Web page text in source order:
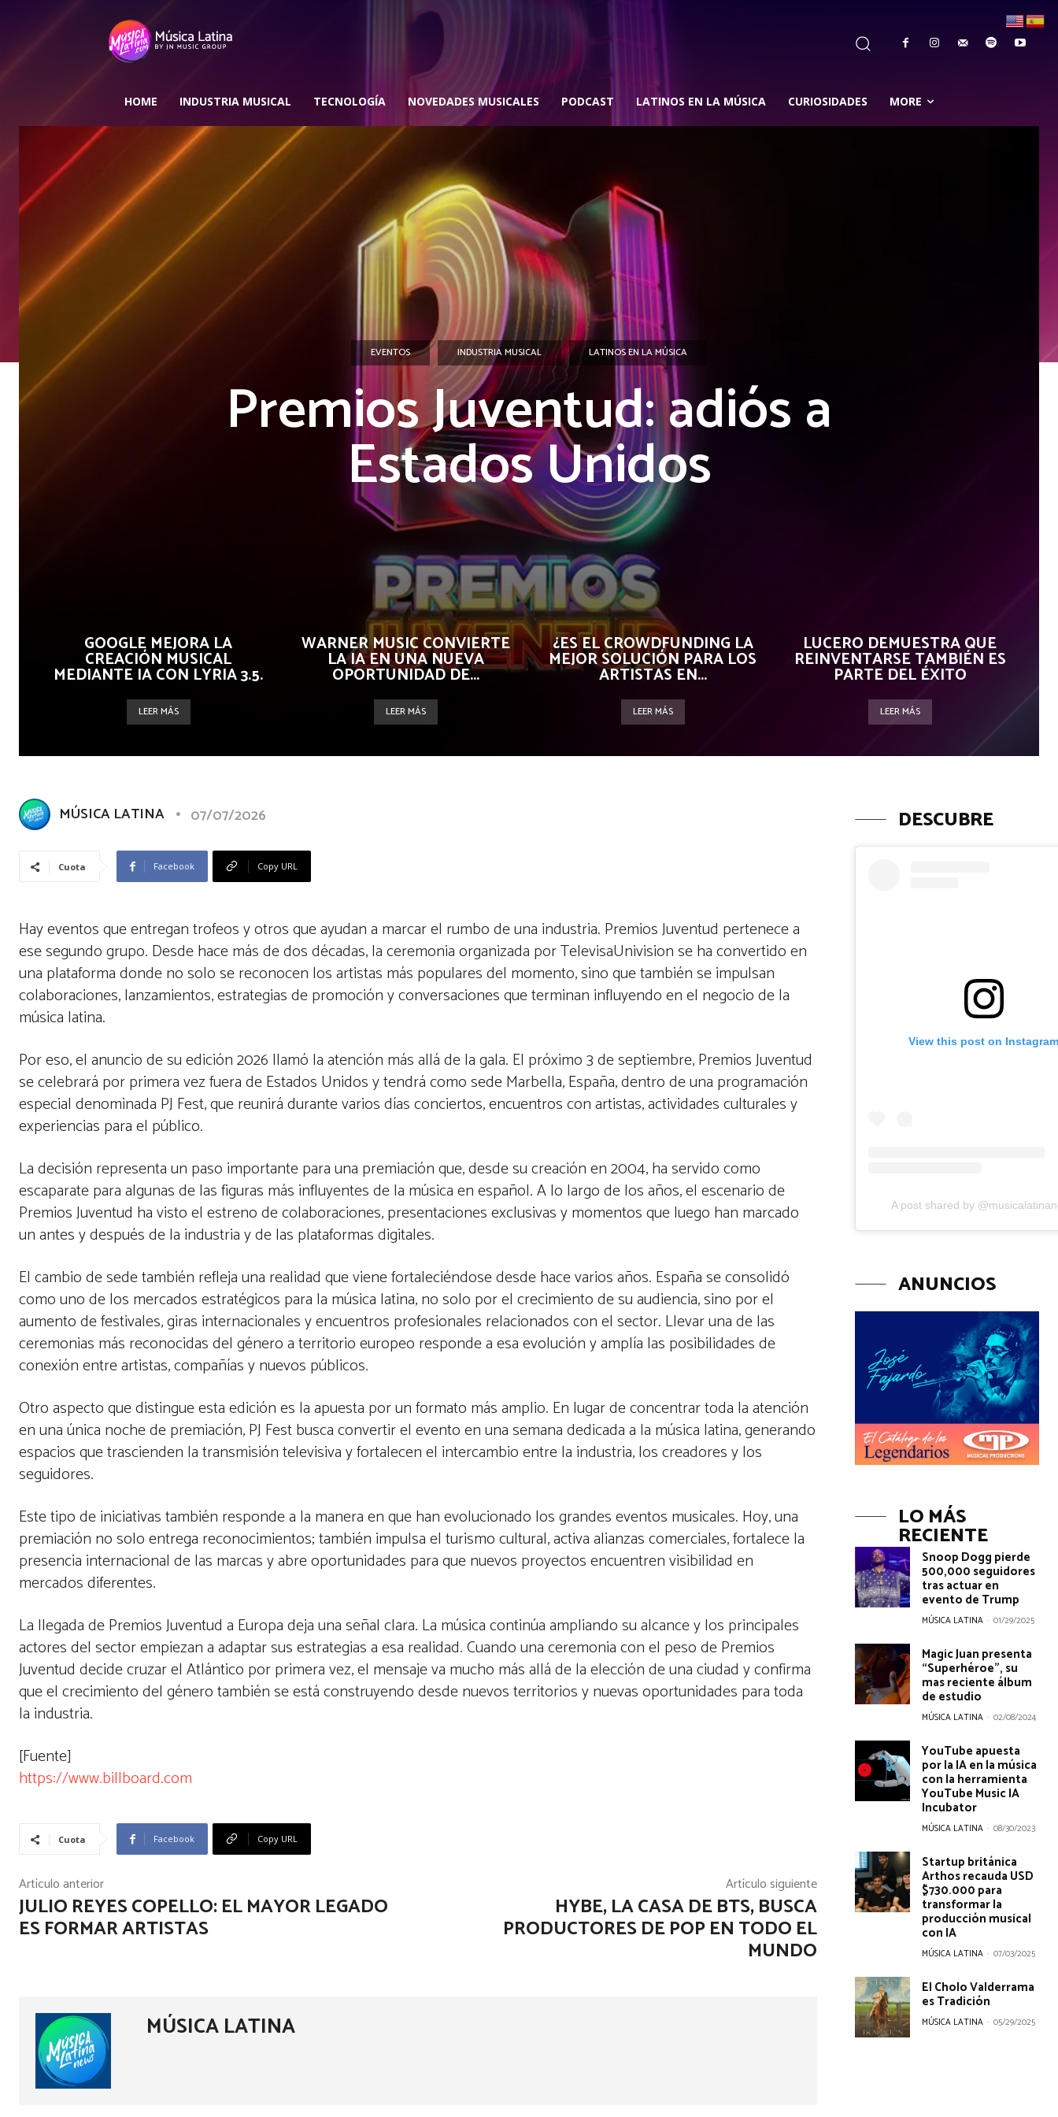
HOME INDUSTRIA MUSICAL TECNOLOGÍA NOVEDADES MUSICALES PODCAST LATINOS EN LA MÚSICA CURIOSIDADES MORE
EVENTOS INDUSTRIA MUSICAL LATINOS EN LA MÚSICA
Premios Juventud: adiós a
Estados Unidos
GOOGLE MEJORA LA
CREACIÓN MUSICAL
MEDIANTE IA CON LYRIA 3.5.
LEER MÁS
WARNER MUSIC CONVIERTE
LA IA EN UNA NUEVA
OPORTUNIDAD DE...
LEER MÁS
¿ES EL CROWDFUNDING LA
MEJOR SOLUCIÓN PARA LOS
ARTISTAS EN...
LEER MÁS
LUCERO DEMUESTRA QUE
REINVENTARSE TAMBIÉN ES
PARTE DEL ÉXITO
LEER MÁS
MÚSICA LATINA 07/07/2026
Cuota Facebook Copy URL
Hay eventos que entregan trofeos y otros que ayudan a marcar el rumbo de una industria. Premios Juventud pertenece a
ese segundo grupo. Desde hace más de dos décadas, la ceremonia organizada por TelevisaUnivision se ha convertido en
una plataforma donde no solo se reconocen los artistas más populares del momento, sino que también se impulsan
colaboraciones, lanzamientos, estrategias de promoción y conversaciones que terminan influyendo en el negocio de la
música latina.
Por eso, el anuncio de su edición 2026 llamó la atención más allá de la gala. El próximo 3 de septiembre, Premios Juventud
se celebrará por primera vez fuera de Estados Unidos y tendrá como sede Marbella, España, dentro de una programación
especial denominada PJ Fest, que reunirá durante varios días conciertos, encuentros con artistas, actividades culturales y
experiencias para el público.
La decisión representa un paso importante para una premiación que, desde su creación en 2004, ha servido como
escaparate para algunas de las figuras más influyentes de la música en español. A lo largo de los años, el escenario de
Premios Juventud ha visto el estreno de colaboraciones, presentaciones exclusivas y momentos que luego han marcado
un antes y después de la industria y de las plataformas digitales.
El cambio de sede también refleja una realidad que viene fortaleciéndose desde hace varios años. España se consolidó
como uno de los mercados estratégicos para la música latina, no solo por el crecimiento de su audiencia, sino por el
aumento de festivales, giras internacionales y encuentros profesionales relacionados con el sector. Llevar una de las
ceremonias más reconocidas del género a territorio europeo responde a esa evolución y amplía las posibilidades de
conexión entre artistas, compañías y nuevos públicos.
Otro aspecto que distingue esta edición es la apuesta por un formato más amplio. En lugar de concentrar toda la atención
en una única noche de premiación, PJ Fest busca convertir el evento en una semana dedicada a la música latina, generando
espacios que trascienden la transmisión televisiva y fortalecen el intercambio entre la industria, los creadores y los
seguidores.
Este tipo de iniciativas también responde a la manera en que han evolucionado los grandes eventos musicales. Hoy, una
premiación no solo entrega reconocimientos; también impulsa el turismo cultural, activa alianzas comerciales, fortalece la
presencia internacional de las marcas y abre oportunidades para que nuevos proyectos encuentren visibilidad en
mercados diferentes.
La llegada de Premios Juventud a Europa deja una señal clara. La música continúa ampliando su alcance y los principales
actores del sector empiezan a adaptar sus estrategias a esa realidad. Cuando una ceremonia con el peso de Premios
Juventud decide cruzar el Atlántico por primera vez, el mensaje va mucho más allá de la elección de una ciudad y confirma
que el crecimiento del género también se está construyendo desde nuevos territorios y nuevas oportunidades para toda
la industria.
[Fuente]
https://www.billboard.com
Cuota Facebook Copy URL
Artículo anterior
JULIO REYES COPELLO: EL MAYOR LEGADO
ES FORMAR ARTISTAS
Artículo siguiente
HYBE, LA CASA DE BTS, BUSCA
PRODUCTORES DE POP EN TODO EL
MUNDO
MÚSICA LATINA
DESCUBRE
View this post on
A post shared by
ANUNCIOS
LO MÁS
RECIENTE
Snoop Dogg pierde
500,000 seguidores
tras actuar en
evento de Trump
MÚSICA LATINA - 01/29/2025
Magic Juan presenta
“Superhéroe”, su
mas reciente álbum
de estudio
MÚSICA LATINA - 02/08/2024
YouTube apuesta
por la IA en la música
con la herramienta
YouTube Music IA
Incubator
MÚSICA LATINA - 08/30/2023
Startup británica
Arthos recauda USD
$730.000 para
transformar la
producción musical
con IA
MÚSICA LATINA - 07/03/2025
El Cholo Valderrama
es Tradición
MÚSICA LATINA - 05/29/2025